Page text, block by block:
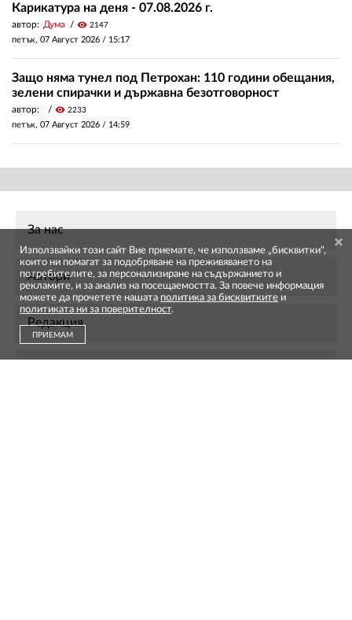
Карикатура на деня - 07.08.2026 г.
автор: Дума visibility 2147
петък, 07 Август 2026 / 15:17
Защо няма тунел под Петрохан: 110 години обещания,
зелени спирачки и държавна безотговорност
автор: visibility 2233
петък, 07 Август 2026 / 14:59
За нас
Автори
Редакция
Използвайки този сайт Вие приемате, че използваме „бисквитки",
които ни помагат за подобряване на преживяването на
потребителите, за персонализиране на съдържанието и
рекламите, и за анализ на посещаемостта. За повече информация
можете да прочетете нашата политика за бисквитките и
политиката ни за поверителност.
ПРИЕМАМ